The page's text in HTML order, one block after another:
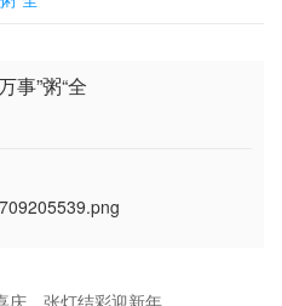
事”粥“全
庆，张灯结彩迎新年